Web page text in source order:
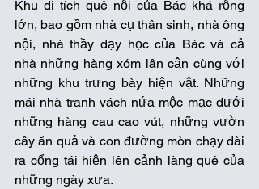
Khu di tích quê nội của Bác khá rộng
lớn, bao gồm nhà cụ thân sinh, nhà ông
nội, nhà thầy dạy học của Bác và cả
nhà những hàng xóm lân cận cùng với
những khu trưng bày hiện vật. Những
mái nhà tranh vách nứa mộc mạc dưới
những hàng cau cao vút, những vườn
cây ăn quả và con đường mòn chạy dài
ra cổng tái hiện lên cảnh làng quê của
những ngày xưa.